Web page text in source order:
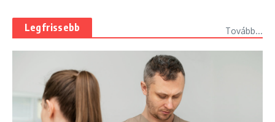
Legfrissebb Tovább...